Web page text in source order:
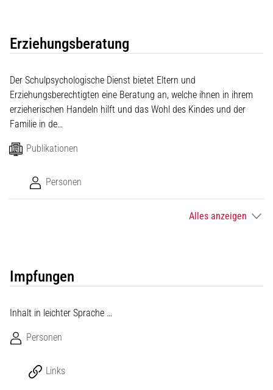
Erziehungsberatung
Der Schulpsychologische Dienst bietet Eltern und
Erziehungsberechtigten eine Beratung an, welche ihnen in ihrem
erzieherischen Handeln hilft und das Wohl des Kindes und der
Familie in de…
Publikationen
Personen
Alles anzeigen
Impfungen
Inhalt in leichter Sprache …
Personen
Links